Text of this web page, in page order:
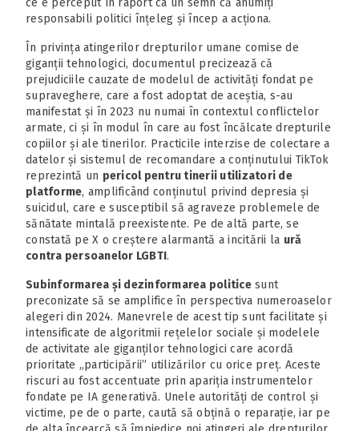
ce e perceput în raport ca un semn că anumiți
responsabili politici înțeleg și încep a acționa.
În privința atingerilor drepturilor umane comise de
giganții tehnologici, documentul precizează că
prejudiciile cauzate de modelul de activități fondat pe
supraveghere, care a fost adoptat de aceștia, s-au
manifestat și în 2023 nu numai în contextul conflictelor
armate, ci și în modul în care au fost încălcate drepturile
copiilor și ale tinerilor. Practicile interzise de colectare a
datelor și sistemul de recomandare a conținutului TikTok
reprezintă un pericol pentru tinerii utilizatori de
platforme, amplificând conținutul privind depresia și
suicidul, care e susceptibil să agraveze problemele de
sănătate mintală preexistente. Pe de altă parte, se
constată pe X o creștere alarmantă a incitării la ură
contra persoanelor LGBTI.
Subinformarea și dezinformarea politicesunt
preconizate să se amplifice în perspectiva numeroaselor
alegeri din 2024. Manevrele de acest tip sunt facilitate și
intensificate de algoritmii rețelelor sociale și modelele
de activitate ale giganților tehnologici care acordă
prioritate „participării” utilizărilor cu orice preț. Aceste
riscuri au fost accentuate prin apariția instrumentelor
fondate pe IA generativă. Unele autorități de control și
victime, pe de o parte, caută să obțină o reparație, iar pe